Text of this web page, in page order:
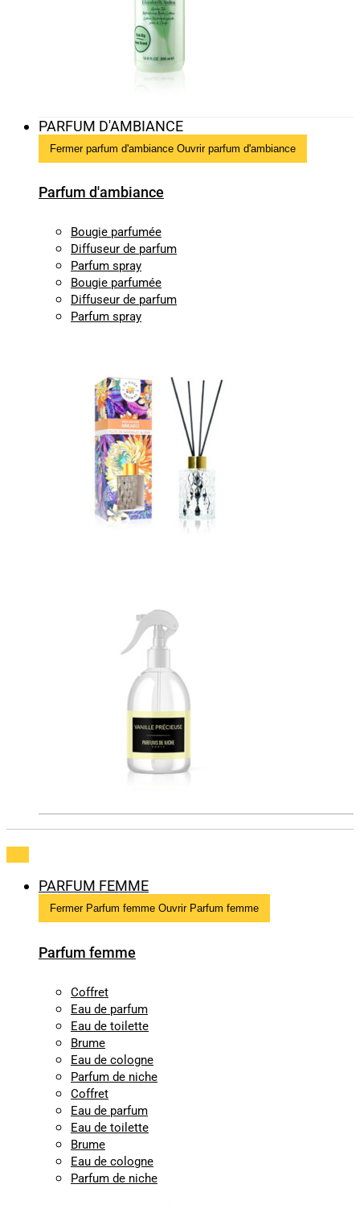
PARFUM D'AMBIANCE
Fermer parfum d'ambiance Ouvrir parfum d'ambiance
Parfum d'ambiance
Bougie parfumée
Diffuseur de parfum
Parfum spray
Bougie parfumée
Diffuseur de parfum
Parfum spray
PARFUM FEMME
Fermer Parfum femme Ouvrir Parfum femme
Parfum femme
Coffret
Eau de parfum
Eau de toilette
Brume
Eau de cologne
Parfum de niche
Coffret
Eau de parfum
Eau de toilette
Brume
Eau de cologne
Parfum de niche